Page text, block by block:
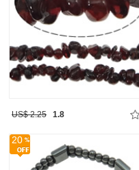
US$ 2.25 1.8
20